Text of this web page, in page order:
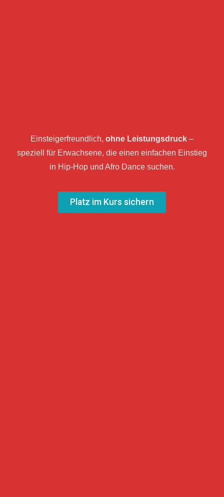
Einsteigerfreundlich, ohne Leistungsdruck –
speziell für Erwachsene, die einen einfachen Einstieg
in Hip-Hop und Afro Dance suchen.
Platz im Kurs sichern